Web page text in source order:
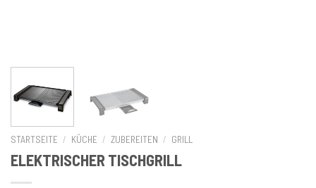
STARTSEITE / KÜCHE / ZUBEREITEN / GRILL
ELEKTRISCHER TISCHGRILL